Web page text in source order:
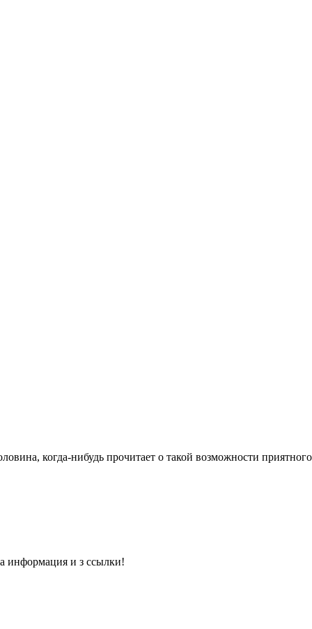
когда-нибудь прочитает о такой возможности
информация и з ссылки!